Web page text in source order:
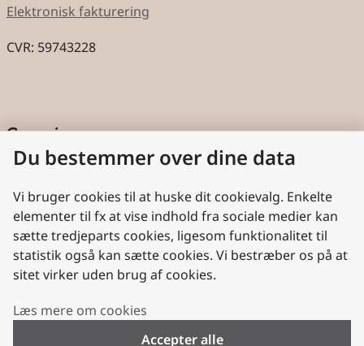
Elektronisk fakturering
CVR: 59743228
Genveje
Cookies
Aktindsigt
Persondatabeskyttelse
Nyttige links
Plan- og Landdistriktsstyrelsen
Du bestemmer over dine data
Vi bruger cookies til at huske dit cookievalg. Enkelte
elementer til fx at vise indhold fra sociale medier kan
sætte tredjeparts cookies, ligesom funktionalitet til
statistik også kan sætte cookies. Vi bestræber os på at
sitet virker uden brug af cookies.
Læs mere om cookies
Accepter alle